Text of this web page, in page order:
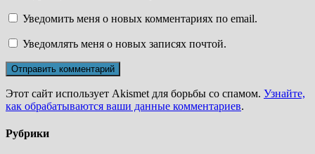
Уведомить меня о новых комментариях по email.
Уведомлять меня о новых записях почтой.
Этот сайт использует Akismet для борьбы со спамом. Узнайте,
как обрабатываются ваши данные комментариев.
Рубрики